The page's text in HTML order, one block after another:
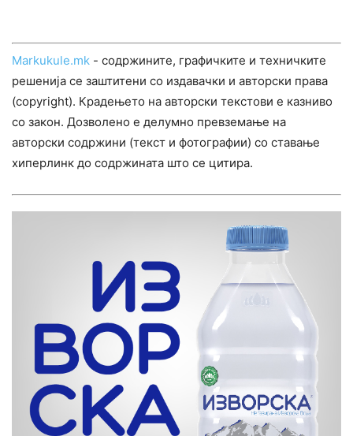
Markukule.mk - содржините, графичките и техничките
решенија се заштитени со издавачки и авторски права
(copyright). Крадењето на авторски текстови е казниво
со закон. Дозволено е делумно превземање на
авторски содржини (текст и фотографии) со ставање
хиперлинк до содржината што се цитира.